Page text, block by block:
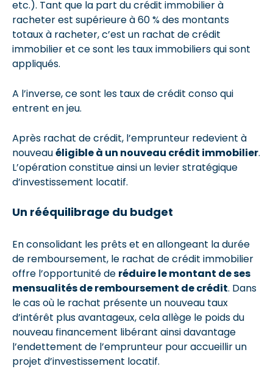
etc.). Tant que la part du crédit immobilier à
racheter est supérieure à 60 % des montants
totaux à racheter, c’est un rachat de crédit
immobilier et ce sont les taux immobiliers qui sont
appliqués.
A l’inverse, ce sont les taux de crédit conso qui
entrent en jeu.
Après rachat de crédit, l’emprunteur redevient à
nouveauéligibleà un nouveau crédit immobilier.
L’opération constitue ainsi un levier stratégique
d’investissement locatif.
Un rééquilibrage du budget
En consolidant les prêts et en allongeant la durée
de remboursement, le rachat de crédit immobilier
offre l’opportunité de réduire le montant de ses
mensualités de remboursement de crédit. Dans
le cas où le rachat présente un nouveau taux
d’intérêt plus avantageux, cela allège le poids du
nouveau financement libérant ainsi davantage
l’endettement de l’emprunteur pour accueillir un
projet d’investissement locatif.